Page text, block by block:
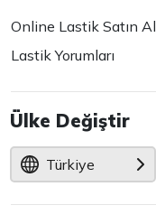
Online Lastik Satın Al
Lastik Yorumları
Ülke Değiştir
Türkiye